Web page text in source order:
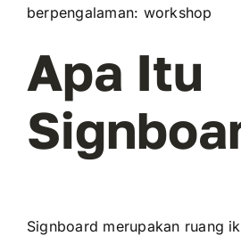
berpengalaman: workshop
Apa Itu
Signboard merupakan ruang